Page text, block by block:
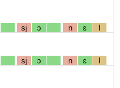
sj ɔ n ɛ l
sj ɔ n ɛ l